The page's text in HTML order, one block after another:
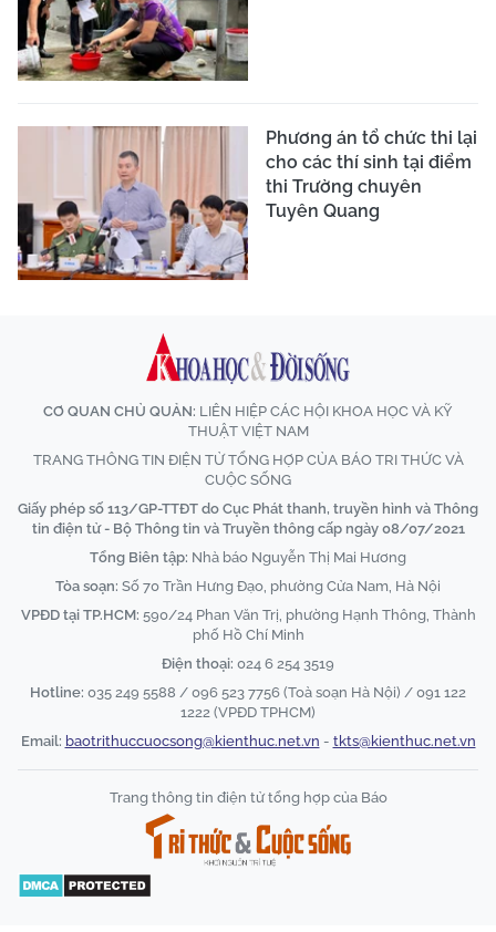
Phương án tổ chức thi lại
cho các thí sinh tại điểm
thi Trường chuyên
Tuyên Quang
CƠ QUAN CHỦ QUẢN: LIÊN HIỆP CÁC HỘI KHOA HỌC VÀ KỸ
THUẬT VIỆT NAM
TRANG THÔNG TIN ĐIỆN TỬ TỔNG HỢP CỦA BÁO TRI THỨC VÀ
CUỘC SỐNG
Giấy phép số 113/GP-TTĐT do Cục Phát thanh, truyền hình và Thông
tin điện tử - Bộ Thông tin và Truyền thông cấp ngày 08/07/2021
Tổng Biên tập: Nhà báo Nguyễn Thị Mai Hương
Tòa soạn: Số 70 Trần Hưng Đạo, phường Cửa Nam, Hà Nội
VPĐD tại TP.HCM: 590/24 Phan Văn Trị, phường Hạnh Thông, Thành
phố Hồ Chí Minh
Điện thoại: 024 6 254 3519
Hotline: 035 249 5588 / 096 523 7756 (Toà soạn Hà Nội) / 091 122
1222 (VPĐD TPHCM)
Email: baotrithuccuocsong@kienthuc.net.vn - tkts@kienthuc.net.vn
Trang thông tin điện tử tổng hợp của Báo